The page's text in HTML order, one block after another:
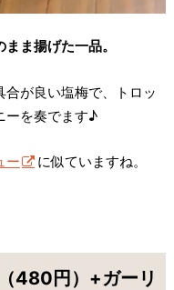
ま揚げた一品。
が良い塩梅で、トロッ
ーを奏でます♪
ー に似ていますね。
480円）+ガーリ